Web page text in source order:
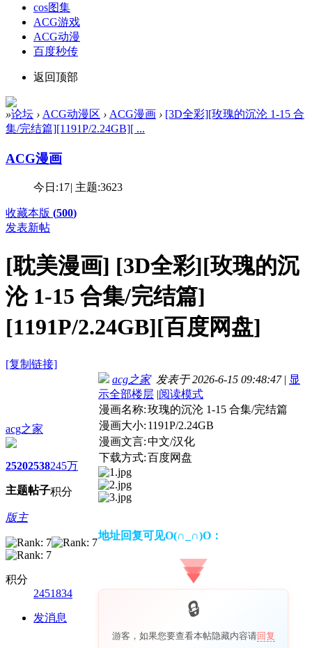
cos图集
ACG游戏
ACG动漫
百度秒传
返回顶部
»论坛 › ACG动漫区 › ACG漫画 › [3D全彩][玫瑰的沉沦 1-15 合
集/完结篇][1191P/2.24GB][ ...
ACG漫画
今日:17| 主题:3623
收藏本版 (500)
发表新帖
[耽美漫画] [3D全彩][玫瑰的沉
沦 1-15 合集/完结篇]
[1191P/2.24GB][百度网盘]
[复制链接]
acg之家
2520
主题
2538
帖子
245万
积分
版主
积分
2451834
发消息
acg之家发表于 2026-6-15 09:48:47 | 显
示全部楼层 |阅读模式
漫画名称:玫瑰的沉沦 1-15 合集/完结篇
漫画大小: 1191P/2.24GB
漫画文言:中文/汉化
下载方式:百度网盘
地址回复可见O(∩_∩)O：
游客，如果您要查看本帖隐藏内容请回复